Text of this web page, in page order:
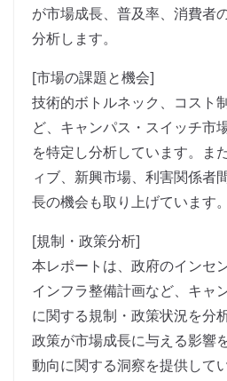
が市場成長、普及率、消費者
分析します。
[市場の課題と機会]
技術的ボトルネック、コスト
ど、キャンパス・スイッチ市
を特定し分析しています。ま
ィブ、新興市場、利害関係者
長の機会も取り上げています。
[規制・政策分析]
本レポートは、政府のインセ
インフラ整備計画など、キャ
に関する規制・政策状況を分
政策が市場成長に与える影響
動向に関する洞察を提供してい